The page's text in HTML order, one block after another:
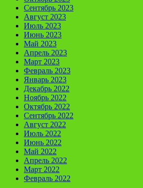
Сентябрь 2023
Август 2023
Июль 2023
Июнь 2023
Май 2023
Апрель 2023
Март 2023
Февраль 2023
Январь 2023
Декабрь 2022
Ноябрь 2022
Октябрь 2022
Сентябрь 2022
Август 2022
Июль 2022
Июнь 2022
Май 2022
Апрель 2022
Март 2022
Февраль 2022